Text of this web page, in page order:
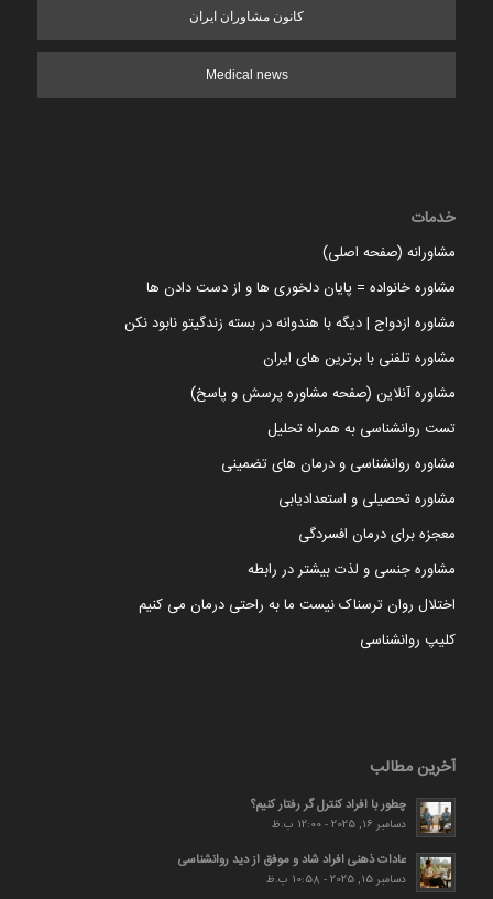
کانون مشاوران ایران
Medical news
خدمات
مشاورانه (صفحه اصلی)
مشاوره خانواده = پایان دلخوری ها و از دست دادن ها
مشاوره ازدواج | دیگه با هندوانه در بسته زندگیتو نابود نکن
مشاوره تلفنی با برترین های ایران
مشاوره آنلاین (صفحه مشاوره پرسش و پاسخ)
تست روانشناسی به همراه تحلیل
مشاوره روانشناسی و درمان های تضمینی
مشاوره تحصیلی و استعدادیابی
معجزه برای درمان افسردگی
مشاوره جنسی و لذت بیشتر در رابطه
اختلال روان ترسناک نیست ما به راحتی درمان می کنیم
کلیپ روانشناسی
آخرین مطالب
چطور با افراد کنترل گر رفتار کنیم؟
دسامبر 16, 2025 - 12:00 ب.ظ
عادات ذهنی افراد شاد و موفق از دید روانشناسی
دسامبر 15, 2025 - 10:58 ب.ظ